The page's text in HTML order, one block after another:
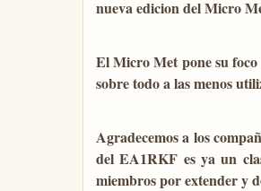
nueva edicion del Micro
El Micro Met pone su foco
sobre todo a las menos
Agradecemos a los
del EA1RKF es ya un
miembros por extender y